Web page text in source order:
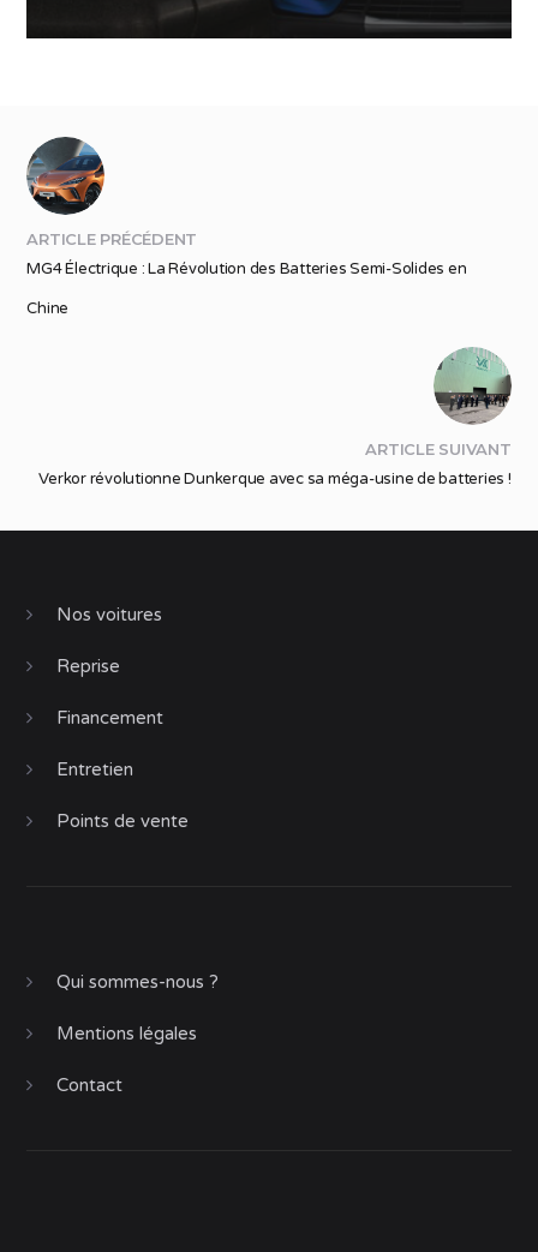
ARTICLE PRÉCÉDENT
MG4 Électrique : La Révolution des Batteries Semi-Solides en
Chine
ARTICLE SUIVANT
Verkor révolutionne Dunkerque avec sa méga-usine de batteries !
Nos voitures
Reprise
Financement
Entretien
Points de vente
Qui sommes-nous ?
Mentions légales
Contact